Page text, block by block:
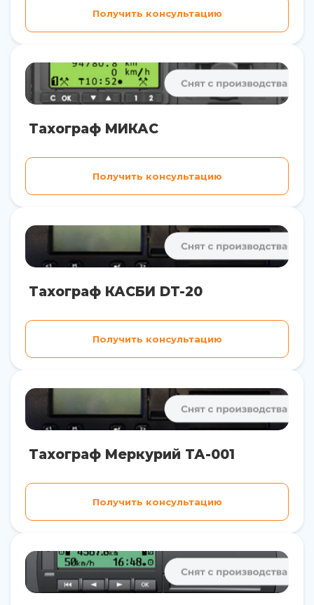
Получить консультацию
Тахограф МИКАС
Получить консультацию
Тахограф КАСБИ DT-20
Получить консультацию
Тахограф Меркурий ТА-001
Получить консультацию